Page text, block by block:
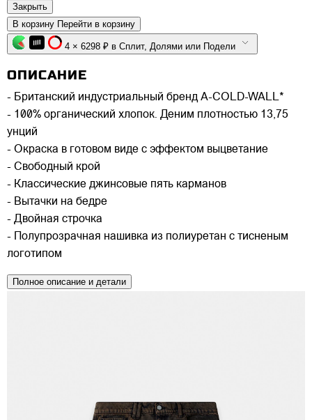
Закрыть
В корзину Перейти в корзину
4 × 6298 ₽ в Сплит, Долями или Подели
ОПИСАНИЕ
- Британский индустриальный бренд A-COLD-WALL*
- 100% органический хлопок. Деним плотностью 13,75
унций
- Окраска в готовом виде с эффектом выцветание
- Свободный крой
- Классические джинсовые пять карманов
- Вытачки на бедре
- Двойная строчка
- Полупрозрачная нашивка из полиуретан с тисненым
логотипом
Полное описание и детали